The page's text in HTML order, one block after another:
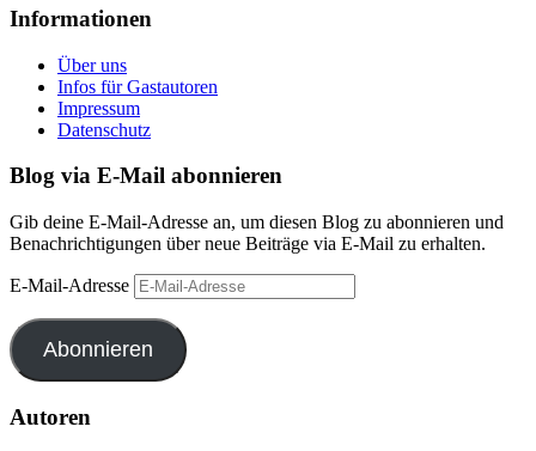
Informationen
Über uns
Infos für Gastautoren
Impressum
Datenschutz
Blog via E-Mail abonnieren
Gib deine E-Mail-Adresse an, um diesen Blog zu abonnieren und
Benachrichtigungen über neue Beiträge via E-Mail zu erhalten.
E-Mail-Adresse
Abonnieren
Autoren